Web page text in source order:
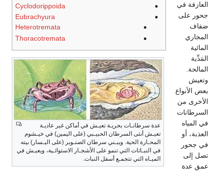
Cyclodorippoida
Eubrachyura
Heterotremata
Thoracotremata
عدة سرطانـات بحريـة تعيـش في أماكن غير عاديـة
تعيـش أنثى السرطان الحبيـبي (على اليمين) في خيـشوم
المحـارة الحية. ويبـني سرطان الصنـوبر (على اليـسار) بيته
في النبـاتات التي تنمو على الأشجـار الاستوائـية، ويعيـش في
الميـاه التي تتجمـع أسفل النبات.
العازفة في
جحور على
ضفاف
المجاري
المائية
المَدِّية
المالحة.
وتعيش
بعض الأنواع
الأخرى من
السرطانات
في المياه
العذبة، أو
في جحور
تصل إلى
عمق عدة